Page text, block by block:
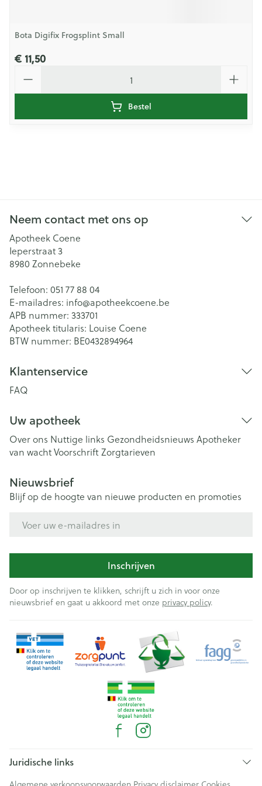
Bota Digifix Frogsplint Small
€ 11,50
Bestel
Neem contact met ons op
Apotheek Coene
Ieperstraat 3
8980 Zonnebeke
Telefoon: 051 77 88 04
E-mailadres: info@apotheekcoene.be
APB nummer: 333701
Apotheek titularis: Louise Coene
BTW nummer: BE0432894964
Klantenservice
FAQ
Uw apotheek
Over ons Nuttige links Gezondheidsnieuws Apotheker
van wachtVoorschriftZorgtarieven
Nieuwsbrief
Blijf op de hoogte van nieuwe producten en promoties
Inschrijven
Door op inschrijven te klikken, schrijft u zich in voor onze
nieuwsbrief en gaat u akkoord met onze privacy policy.
Juridische links